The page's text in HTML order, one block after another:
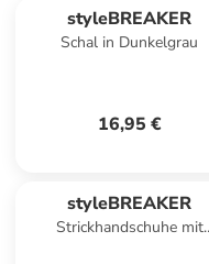
styleBREAKER
Schal in Dunkelgrau
16,95 €
styleBREAKER
Strickhandschuhe mit